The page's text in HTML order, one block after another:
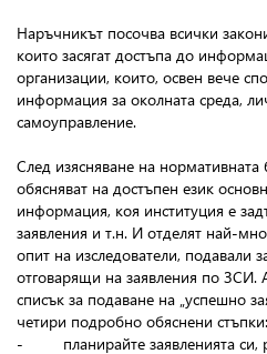
Наръчникът посочва всички
които засягат достъпа до
организации, които, освен вече
информация за околната среда,
самоуправление.
След изясняване на
обясняват на достъпен език
информация, коя институция е
заявления и т.н. И отделят най-
опит на изследователи, подавали
отговарящи на заявления по ЗСИ.
списък за подаване на „успешно
четири подробно обяснени стъпки:
- планирайте заявленията си,